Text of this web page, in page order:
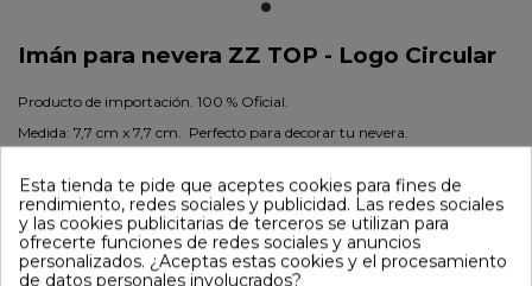
Imán para nevera ZZ TOP - Logo Circular
Producto de importación. 100 % Oficial.
Medida: 7,7 cm x 7,7 cm. Perfecto para decorar tu nevera.
3,65 €
Añadir al carrito
Esta tienda te pide que aceptes cookies para fines de
rendimiento, redes sociales y publicidad. Las redes sociales
y las cookies publicitarias de terceros se utilizan para
ofrecerte funciones de redes sociales y anuncios
personalizados. ¿Aceptas estas cookies y el procesamiento
de datos personales involucrados?